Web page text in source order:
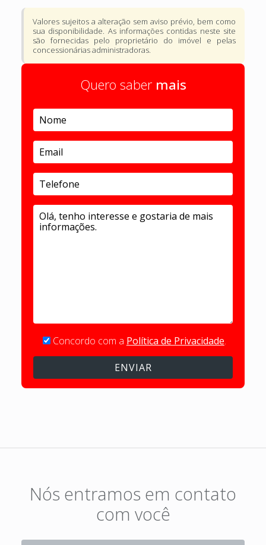
Valores sujeitos a alteração sem aviso prévio, bem como
sua disponibilidade. As informações contidas neste site
são fornecidas pelo proprietário do imóvel e pelas
concessionárias administradoras.
Quero saber
Concordo com a Política de Privacidade.
Nós entramos em contato
com você